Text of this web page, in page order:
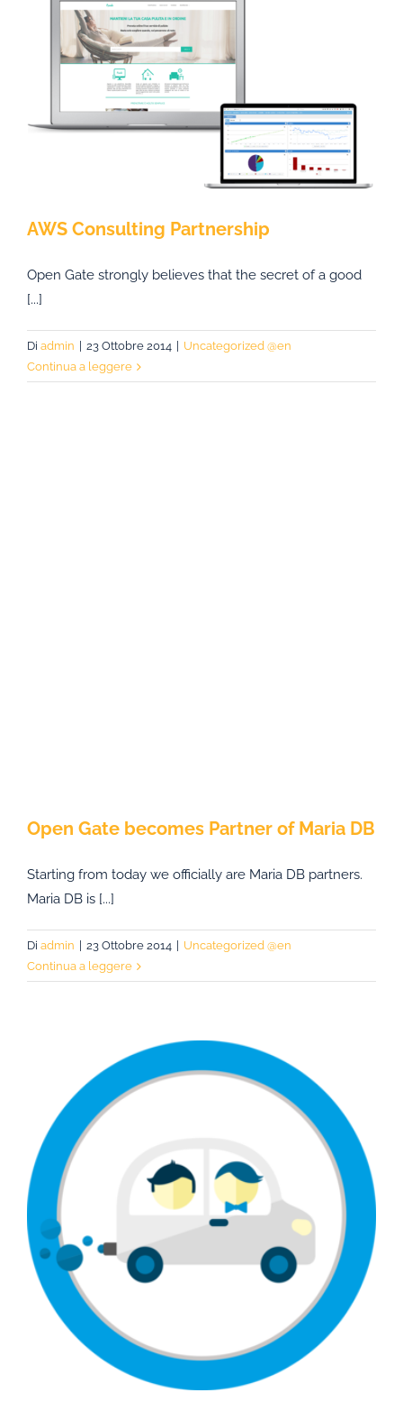
AWS Consulting Partnership
Open Gate strongly believes that the secret of a good
[...]
Di admin 23 Ottobre 2014
Uncategorized @en
Continua a leggere
Open Gate becomes Partner of Maria DB
Starting from today we officially are Maria DB partners.
Maria DB is [...]
Di admin 23 Ottobre 2014
Uncategorized @en
Continua a leggere